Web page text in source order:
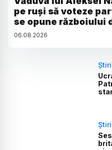
pe ruși să voteze
se opune războiului
06.08.2026